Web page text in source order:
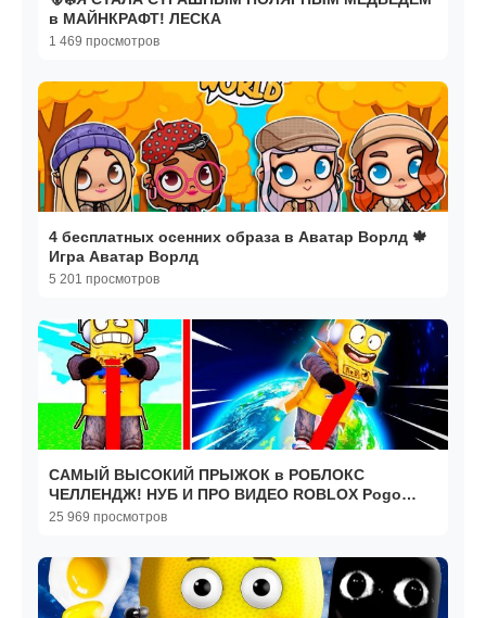
в МАЙНКРАФТ! ЛЕСКА
1 469 просмотров
4 бесплатных осенних образа в Аватар Ворлд 🍁
Игра Аватар Ворлд
5 201 просмотров
САМЫЙ ВЫСОКИЙ ПРЫЖОК в РОБЛОКС
ЧЕЛЛЕНДЖ! НУБ И ПРО ВИДЕО ROBLOX Pogo
Simulator
25 969 просмотров